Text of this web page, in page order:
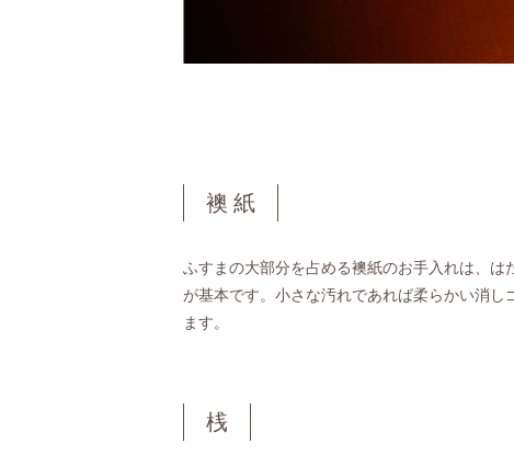
襖 紙
ふすまの大部分を占める襖紙のお手入れは、は
が基本です。小さな汚れであれば柔らかい消し
ます。
桟